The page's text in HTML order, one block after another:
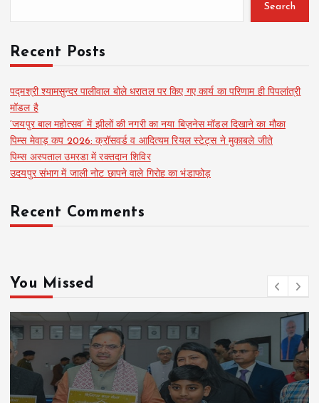
Search
Recent Posts
पद्मश्री श्यामसुन्दर पालीवाल बोले धरातल पर किए गए कार्य का परिणाम ही पिपलांत्री
मॉडल है
‘जयपुर बाल महोत्सव’ में झीलों की नगरी का नया बिज़नेस मॉडल दिखाने का मौका
पिम्स मेवाड़ कप 2026: क्रॉसवर्ड व आदित्यम रियल स्टेट्स ने मुकाबले जीते
पिम्स अस्पताल उमरडा में रक्तदान शिविर
उदयपुर संभाग में जाली नोट छापने वाले गिरोह का भंडाफोड़
Recent Comments
You Missed